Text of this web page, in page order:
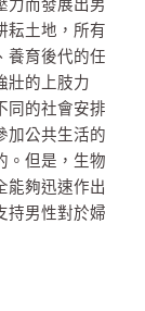
力而發展出男
耘土地，所有
養育後代的任
壯的上肢力
同的社會安排
加公共生活的
。但是，生物
能夠迅速作出
持男性對於婦